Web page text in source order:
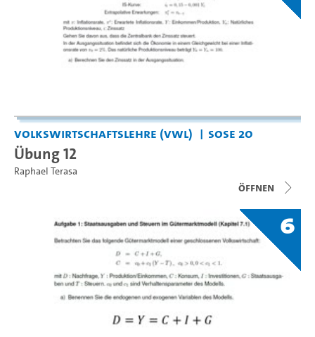
Volkswirtschaftslehre (VWL) SoSe 20
Übung 12
Raphael Terasa
Öffnen
6